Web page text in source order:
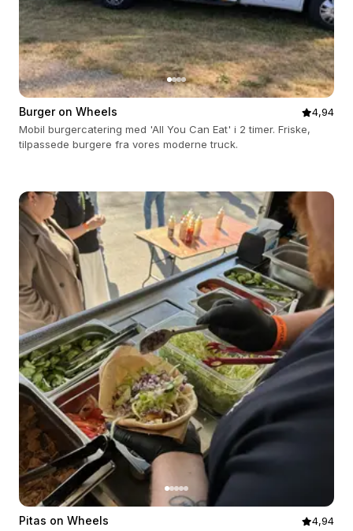
Burger on Wheels
4,94
Mobil burgercatering med 'All You Can Eat' i 2 timer. Friske,
tilpassede burgere fra vores moderne truck.
Pitas on Wheels
4,94